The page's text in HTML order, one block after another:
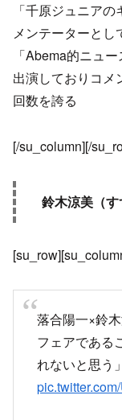
「千原ジュニア
メンテーターとし
「Abema的ニュ
出演しておりコメ
回数を誇る
[/su_column][/
鈴木涼美（す
落合陽一×鈴
フェアである
れないと思う